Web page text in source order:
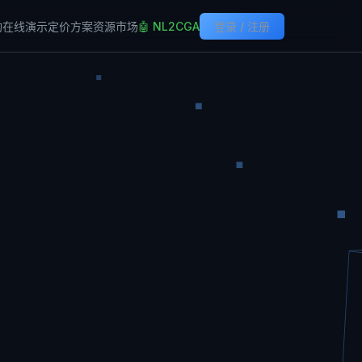
在线演示定价方案资源市场🤖 NL2CGA 登录 / 注册